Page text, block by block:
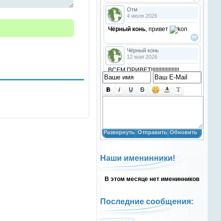
Отм
4 июля 2026
Чёрный конь, привет
Чёрный конь
12 мая 2026
ВСЕМ ПРИВЕТ!!!!!!!!!!!!!!!!!!!
!!!!
Анастасия18
Анастасия18
кто игры скачивал недавно?
Анастасия18
привет
Natali
Развернуть Отправить Обновить
Наши именинники!
В этом месяце нет именинников
Последние сообщения: